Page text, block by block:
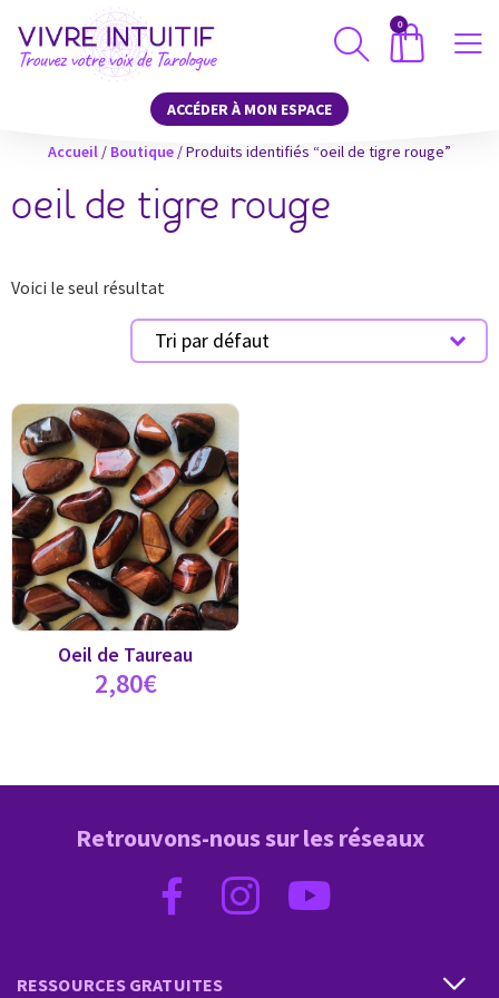
0
ACCÉDER À MON ESPACE
Accueil / Boutique / Produits identifiés “oeil de tigre rouge”
oeil de tigre rouge
Voici le seul résultat
Oeil de Taureau
2,80€
RESSOURCES GRATUITES
Retrouvons-nous sur les réseaux